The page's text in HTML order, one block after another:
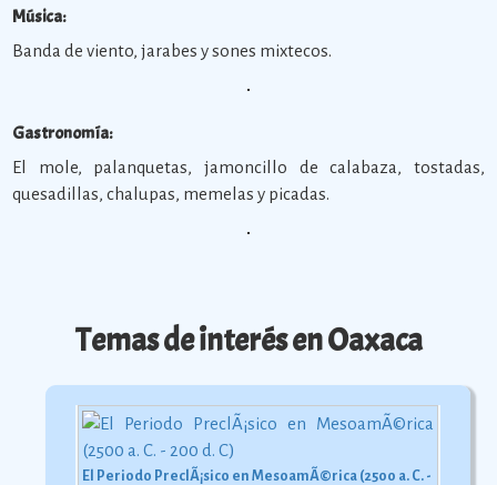
Música:
Banda de viento, jarabes y sones mixtecos.
Gastronomía:
El mole, palanquetas, jamoncillo de calabaza, tostadas,
quesadillas, chalupas, memelas y picadas.
Temas de interés en Oaxaca
El Periodo PreclÃ¡sico en MesoamÃ©rica (2500 a. C. - 200 d. C)